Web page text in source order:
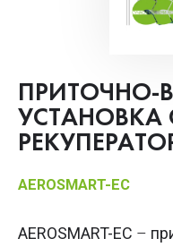
ПРИТОЧНО-
УСТАНОВКА
AEROSMART-EC
AEROSMART-EC –